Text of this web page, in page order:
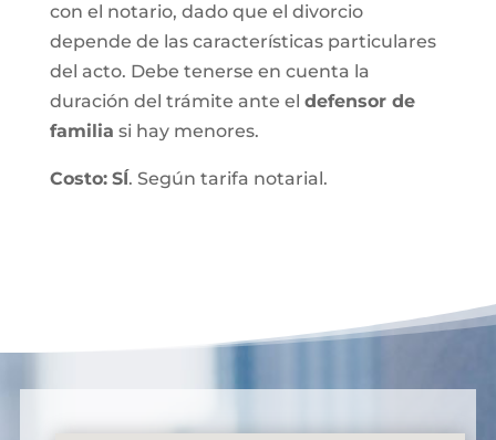
con el notario, dado que el divorcio
depende de las características particulares
del acto. Debe tenerse en cuenta la
duración del trámite ante el defensor de
familia si hay menores.
Costo: SÍ. Según tarifa notarial.